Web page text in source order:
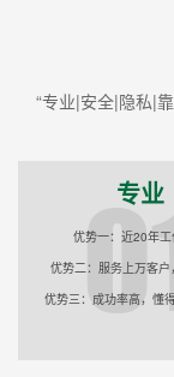
“专业|安全|隐私|
专业
优势一：近20年
优势二：服务上万客户
优势三：成功率高，懂